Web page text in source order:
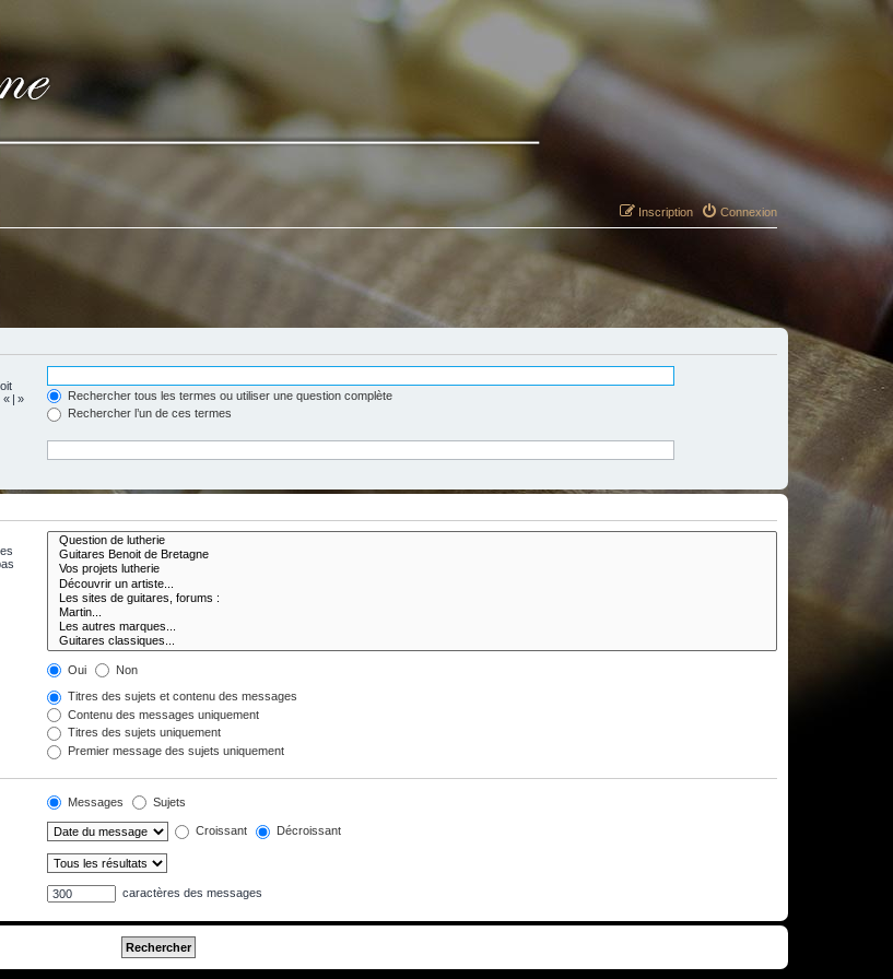
Connexion
Inscription
| »
Rechercher tous les termes ou utiliser une question complète
Rechercher l’un de ces termes
Oui Non
Titres des sujets et contenu des messages
Contenu des messages uniquement
Titres des sujets uniquement
Premier message des sujets uniquement
Messages Sujets
Croissant Décroissant
caractères des messages